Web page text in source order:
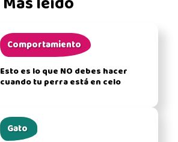
Comportamiento
Esto es lo que NO debes hacer
cuando tu perra está en celo
Gato